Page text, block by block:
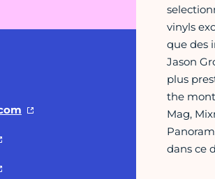
vinyls
que des
Jason
plus
the
Mag,
dans ce